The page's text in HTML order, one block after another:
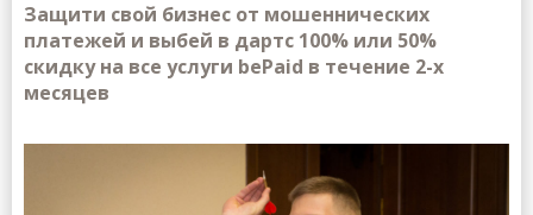
Защити свой бизнес от мошеннических
платежей и выбей в дартс 100% или 50%
скидку на все услуги bePaid в течение 2-х
месяцев